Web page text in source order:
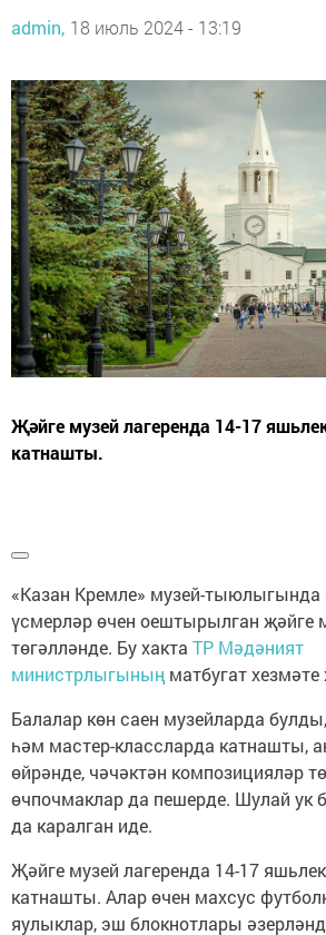
admin, 18 июль 2024 - 13:19
Җәйге музей лагеренда 14-17
катнашты.
«Казан Кремле» музей-тыюлыгында
үсмерләр өчен оештырылган җәйге
төгәлләнде. Бу хакта ТР Мәдәният
министрлыгының матбугат хезмәте
Балалар көн саен музейларда
һәм мастер-классларда катнашты,
өйрәнде, чәчәктән композицияләр
өчпочмаклар да пешерде. Шулай ук
да каралган иде.
Җәйге музей лагеренда 14-17
катнашты. Алар өчен махсус
яулыклар, эш блокнотлары